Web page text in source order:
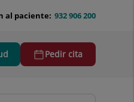
932 906 200
al paciente:
Pedir cita